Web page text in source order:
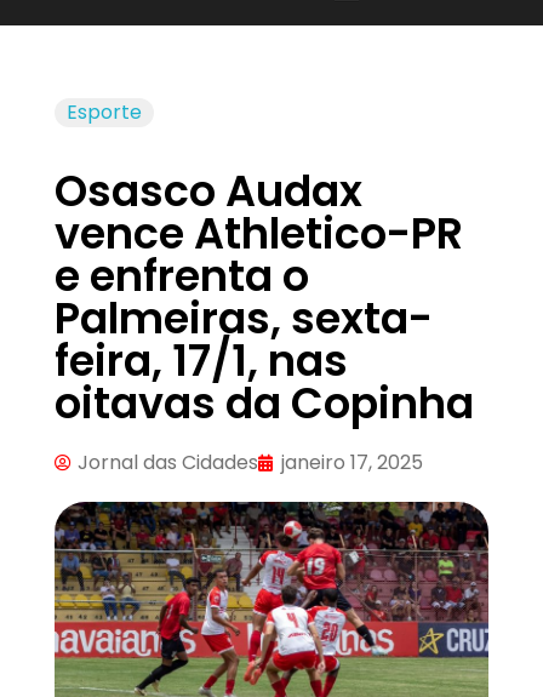
Esporte
Osasco Audax
vence Athletico-PR
e enfrenta o
Palmeiras, sexta-
feira, 17/1, nas
oitavas da Copinha
Jornal das Cidades janeiro 17, 2025